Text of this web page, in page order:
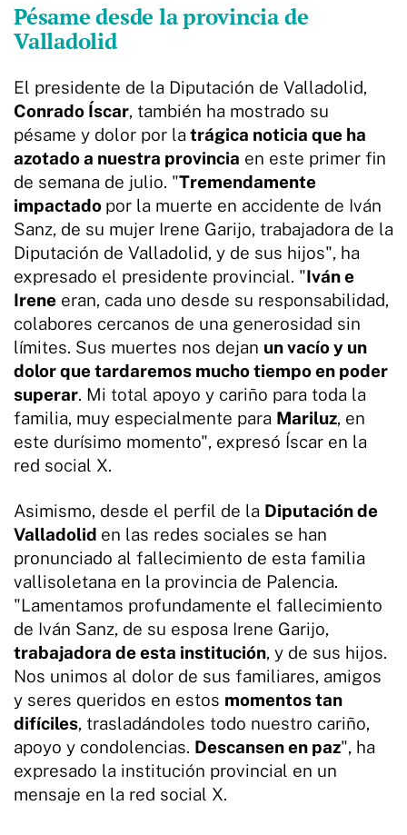
Pésame desde la provincia de
Valladolid
El presidente de la Diputación de Valladolid,
Conrado Íscar, también ha mostrado su
pésame y dolor por la trágica noticia que ha
azotado a nuestra provincia en este primer fin
de semana de julio. "Tremendamente
impactado por la muerte en accidente de Iván
Sanz, de su mujer Irene Garijo, trabajadora de la
Diputación de Valladolid, y de sus hijos", ha
expresado el presidente provincial. "Iván e
Irene eran, cada uno desde su responsabilidad,
colabores cercanos de una generosidad sin
límites. Sus muertes nos dejan un vacío y un
dolor que tardaremos mucho tiempo en poder
superar. Mi total apoyo y cariño para toda la
familia, muy especialmente para Mariluz, en
este durísimo momento", expresó Íscar en la
red social X.
Asimismo, desde el perfil de la Diputación de
Valladolid en las redes sociales se han
pronunciado al fallecimiento de esta familia
vallisoletana en la provincia de Palencia.
"Lamentamos profundamente el fallecimiento
de Iván Sanz, de su esposa Irene Garijo,
trabajadora de esta institución, y de sus hijos.
Nos unimos al dolor de sus familiares, amigos
y seres queridos en estos momentos tan
difíciles, trasladándoles todo nuestro cariño,
apoyo y condolencias. Descansen en paz", ha
expresado la institución provincial en un
mensaje en la red social X.